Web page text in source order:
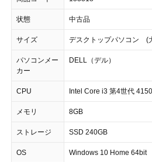
状態 中古品
サイズ デスクトップパソコン (
パソコンメー
カー
DELL（デル）
CPU Intel Core i3 第4世代
メモリ 8GB
ストレージ SSD 240GB
OS Windows 10 Home 64bit